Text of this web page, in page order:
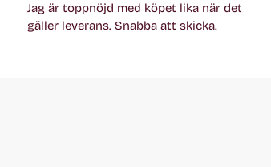
Jag är toppnöjd med köpet lika när det
gäller leverans. Snabba att skicka.